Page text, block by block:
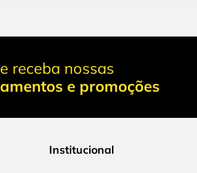
receba nossas
e promoções
Institucional